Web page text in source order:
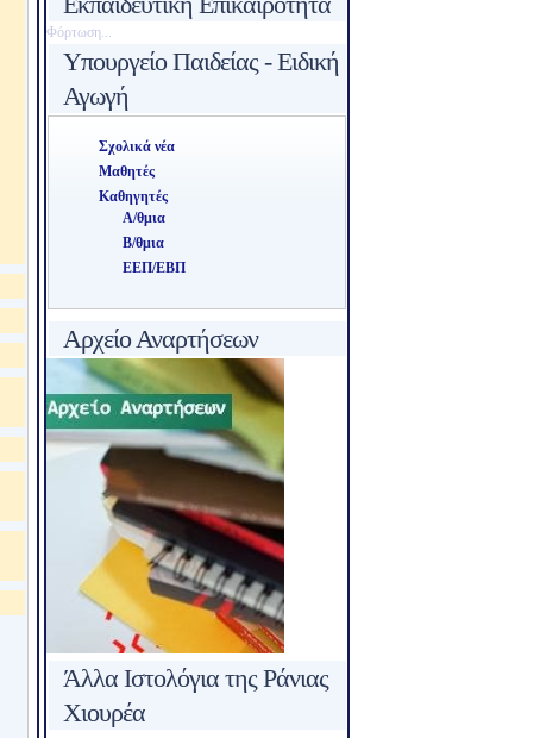
Φόρτωση...
Υπουργείο Παιδείας - Ειδική
Αγωγή
Σχολικά νέα
Μαθητές
Καθηγητές
Α/θμια
Β/θμια
ΕΕΠ/ΕΒΠ
Αρχείο Αναρτήσεων
Άλλα Ιστολόγια της Ράνιας
Χιουρέα